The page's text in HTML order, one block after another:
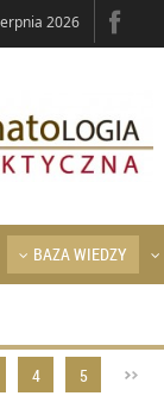
2026
BAZA WIEDZY
4 5